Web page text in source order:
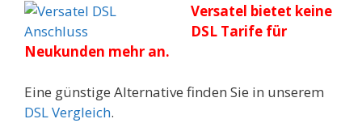
Versatel bietet keine
DSL Tarife für
Neukunden mehr an.
Eine günstige Alternative finden Sie in unserem
DSL Vergleich.